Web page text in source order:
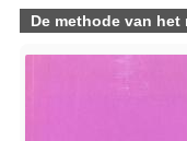
De methode van